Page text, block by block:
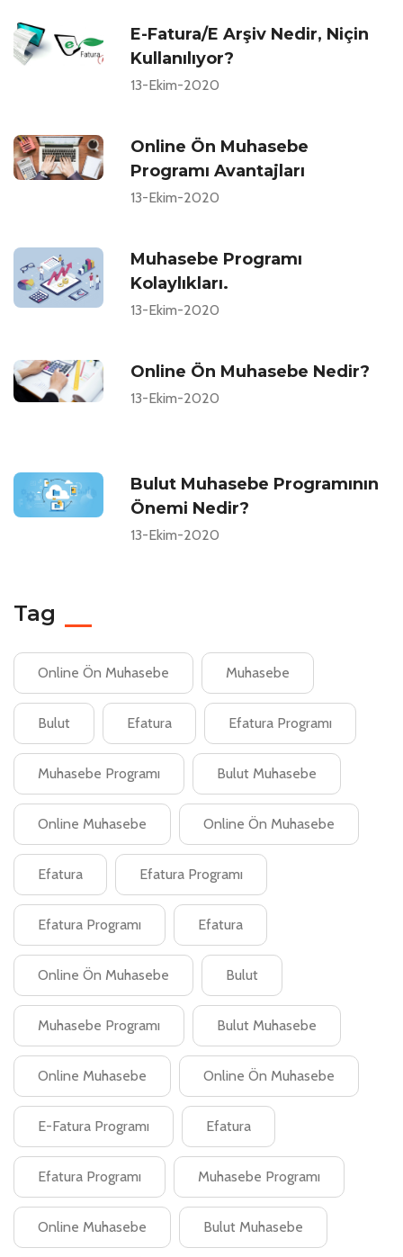
E-Fatura/E Arşiv Nedir, Niçin
Kullanılıyor?
13-Ekim-2020
Online Ön Muhasebe
Programı Avantajları
13-Ekim-2020
Muhasebe Programı
Kolaylıkları.
13-Ekim-2020
Online Ön Muhasebe Nedir?
13-Ekim-2020
Bulut Muhasebe Programının
Önemi Nedir?
13-Ekim-2020
Tag
Online Ön Muhasebe Muhasebe
Bulut Efatura Efatura Programı
Muhasebe Programı Bulut Muhasebe
Online Muhasebe Online Ön Muhasebe
Efatura Efatura Programı
Efatura Programı Efatura
Online Ön Muhasebe Bulut
Muhasebe Programı Bulut Muhasebe
Online Muhasebe Online Ön Muhasebe
E-Fatura Programı Efatura
Efatura Programı Muhasebe Programı
Online Muhasebe Bulut Muhasebe